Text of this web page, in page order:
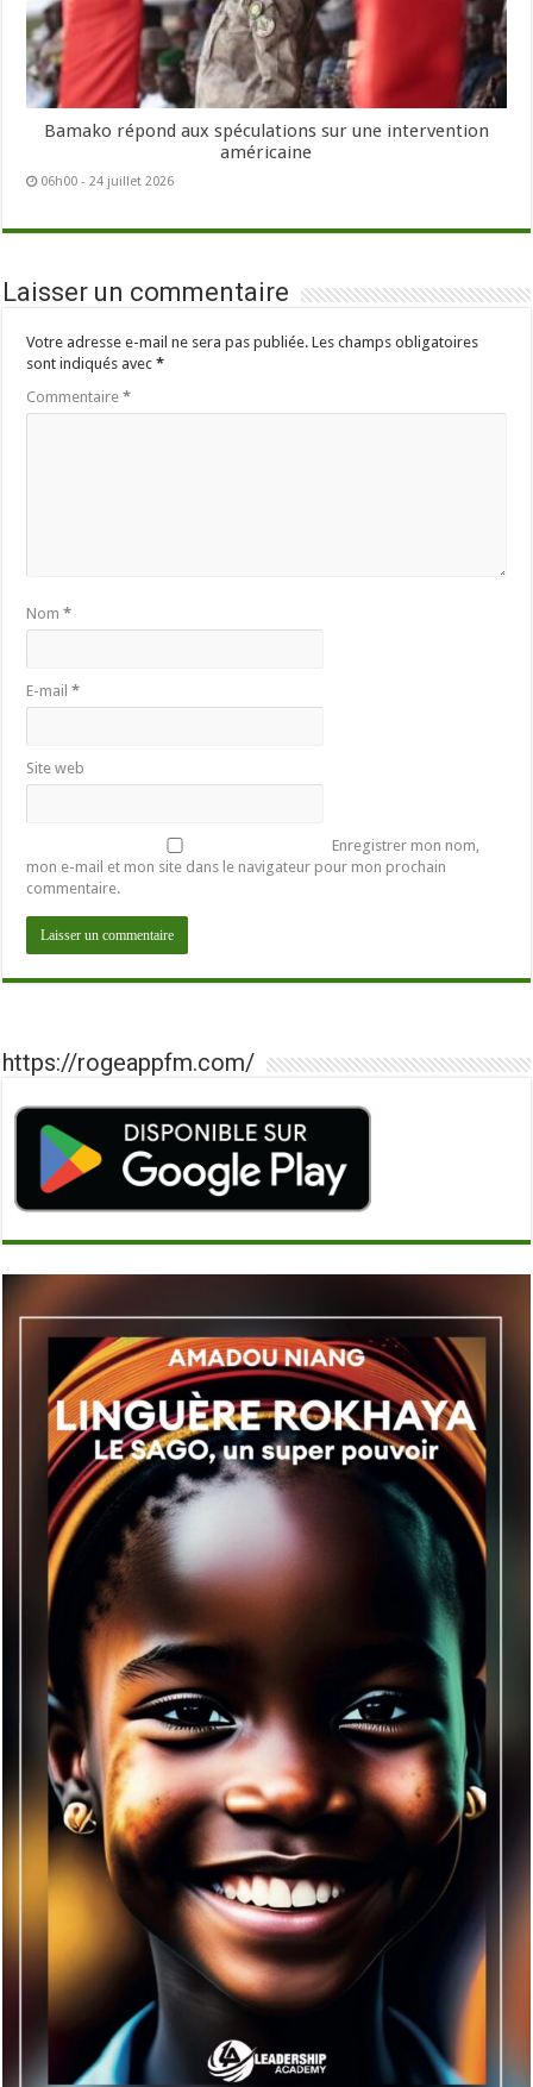
Bamako répond aux spéculations sur une intervention
américaine
06h00 - 24 juillet 2026
Laisser un commentaire
Votre adresse e-mail ne sera pas publiée. Les champs obligatoires
sont indiqués avec*
Commentaire*
Nom*
E-mail*
Site web
Enregistrer mon nom,
mon e-mail et mon site dans le navigateur pour mon prochain
commentaire.
https://rogeappfm.com/